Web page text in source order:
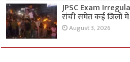
JPSC Exam
रांची समेत कई जिलों में
August 3, 2026